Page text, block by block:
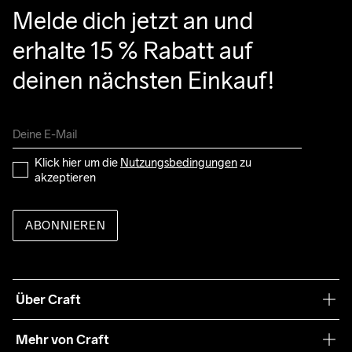
Melde dich jetzt an und
erhalte 15 % Rabatt auf
deinen nächsten Einkauf!
Klick hier um die Nutzungsbedingungen zu
akzeptieren
ABONNIEREN
Über Craft
Mehr von Craft